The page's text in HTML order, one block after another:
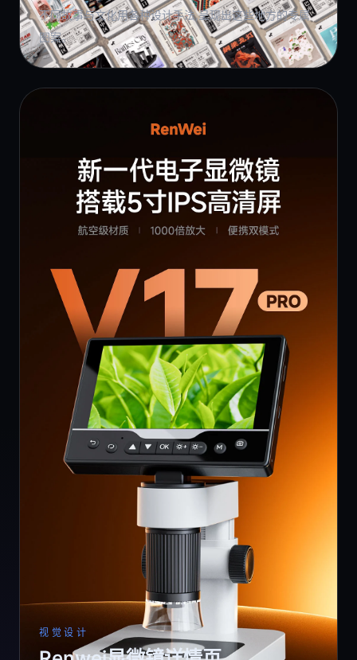
不同故事与文化用各种设计手法,呈现出这些地方的专属
图案。
视觉设计